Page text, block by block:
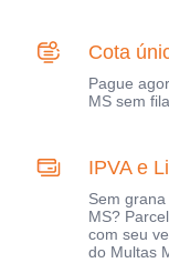
Cota
Pague
MS sem
IPVA e
Sem
MS?
com seu
do Multas